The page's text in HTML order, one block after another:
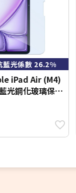
藍光係數 26.2%
iPad Air (M4)
光鋼化玻璃保護